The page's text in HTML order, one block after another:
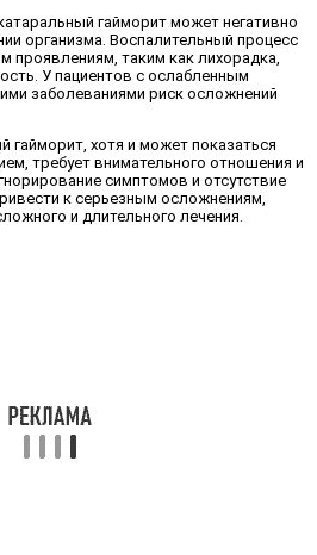
гайморит может негативно
организма. Воспалительный процесс
проявлениям, таким как лихорадка,
У пациентов с ослабленным
заболеваниями риск осложнений
гайморит, хотя и может показаться
требует внимательного отношения и
симптомов и отсутствие
к серьезным осложнениям,
и длительного лечения.